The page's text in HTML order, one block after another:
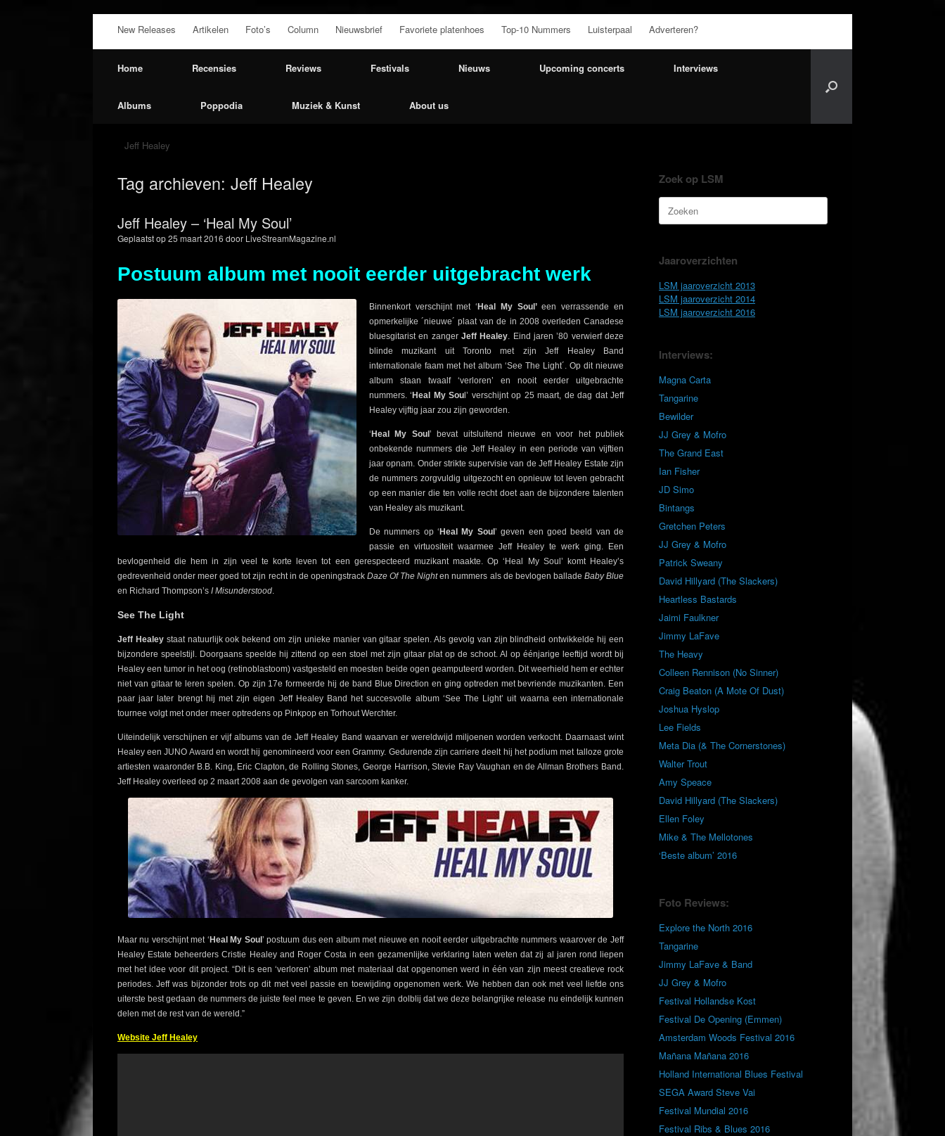
de
New Releases Artikelen Foto’s Column Nieuwsbrief Favoriete platenhoes Top-10 Nummers Luisterpaal Adverteren?
Home Recensies Reviews Festivals Nieuws Upcoming concerts Interviews
Albums Poppodia Muziek & Kunst About us
Jeff Healey
Tag archieven: Jeff Healey
Jeff Healey – ‘Heal My Soul’
Geplaatst op25 maart 2016 door LiveStreamMagazine.nl
Postuum album met nooit eerder uitgebracht werk
Binnenkort verschijnt met ‘Heal My Soul’een verrassende en
opmerkelijke ´nieuwe´ plaat van de in 2008 overleden Canadese
bluesgitarist en zangerJeff Healey . Eind jaren ’80 verwierf deze
blinde muzikant uit Toronto met zijn Jeff Healey Band
internationale faam met het album ‘See The Light´. Op dit nieuwe
album staan twaalf ‘verloren’ en nooit eerder uitgebrachte
nummers. ‘Heal My Soul’ verschijnt op 25 maart, de dag dat Jeff
Healey vijftig jaar zou zijn geworden.
‘Heal My Soul’ bevat uitsluitend nieuwe en voor het publiek
onbekende nummers die Jeff Healey in een periode van vijftien
jaar opnam. Onder strikte supervisie van de Jeff Healey Estate zijn
de nummers zorgvuldig uitgezocht en opnieuw tot leven gebracht
op een manier die ten volle recht doet aan de bijzondere talenten
van Healey als muzikant.
De nummers op ‘Heal My Soul’ geven een goed beeld van de
passie en virtuositeit waarmee Jeff Healey te werk ging. Een
bevlogenheid die hem in zijn veel te korte leven tot een gerespecteerd muzikant maakte. Op ‘Heal My Soul’ komt Healey’s
gedrevenheid onder meer goed tot zijn recht in de openingstrack Daze Of The Nighten nummers als de bevlogen ballade Baby Blue
en Richard Thompson’s I Misunderstood
See The Light
Jeff Healeystaat natuurlijk ook bekend om zijn unieke manier van gitaar spelen. Als gevolg van zijn blindheid ontwikkelde hij een
bijzondere speelstijl. Doorgaans speelde hij zittend op een stoel met zijn gitaar plat op de schoot. Al op éénjarige leeftijd wordt bij
Healey een tumor in het oog (retinoblastoom) vastgesteld en moesten beide ogen geamputeerd worden. Dit weerhield hem er echter
niet van gitaar te leren spelen. Op zijn 17e formeerde hij de band Blue Direction en ging optreden met bevriende muzikanten. Een
paar jaar later brengt hij met zijn eigen Jeff Healey Band het succesvolle album ‘See The Light’ uit waarna een internationale
tournee volgt met onder meer optredens op Pinkpop en Torhout Werchter.
Uiteindelijk verschijnen er vijf albums van de Jeff Healey Band waarvan er wereldwijd miljoenen worden verkocht. Daarnaast wint
Healey een JUNO Award en wordt hij genomineerd voor een Grammy. Gedurende zijn carriere deelt hij het podium met talloze grote
artiesten waaronder B.B. King, Eric Clapton, de Rolling Stones, George Harrison, Stevie Ray Vaughan en de Allman Brothers Band.
Jeff Healey overleed op 2 maart 2008 aan de gevolgen van sarcoom kanker.
Maar nu verschijnt met ‘ Heal My Soul ’ postuum dus een album met nieuwe en nooit eerder uitgebrachte nummers waarover de Jeff
Healey Estate beheerders Cristie Healey and Roger Costa in een gezamenlijke verklaring laten weten dat zij al jaren rond liepen
met het idee voor dit project. “Dit is een ‘verloren’ album met materiaal dat opgenomen werd in één van zijn meest creatieve rock
periodes. Jeff was bijzonder trots op dit met veel passie en toewijding opgenomen werk. We hebben dan ook met veel liefde ons
uiterste best gedaan de nummers de juiste feel mee te geven. En we zijn dolblij dat we deze belangrijke release nu eindelijk kunnen
delen met de rest van de wereld.”
Website Jeff Healey
Zoek op LSM
Zoeken
naar:
Jaaroverzichten
LSM jaaroverzicht 2013
LSM jaaroverzicht 2014
LSM jaaroverzicht 2016
Interviews:
Magna Carta
Tangarine
Bewilder
JJ Grey & Mofro
The Grand East
Ian Fisher
JD Simo
Bintangs
Gretchen Peters
JJ Grey & Mofro
Patrick Sweany
David Hillyard (The Slackers)
Heartless Bastards
Jaimi Faulkner
Jimmy LaFave
The Heavy
Colleen Rennison (No Sinner)
Craig Beaton (A Mote Of Dust)
Joshua Hyslop
Lee Fields
Meta Dia (& The Cornerstones)
Walter Trout
Amy Speace
David Hillyard (The Slackers)
Ellen Foley
Mike & The Mellotones
‘Beste album’ 2016
Foto Reviews:
Explore the North 2016
Tangarine
Jimmy LaFave & Band
JJ Grey & Mofro
Festival Hollandse Kost
Festival De Opening (Emmen)
Amsterdam Woods Festival 2016
Mañana Mañana 2016
Holland International Blues Festival
SEGA Award Steve Vai
Festival Mundial 2016
Festival Ribs & Blues 2016